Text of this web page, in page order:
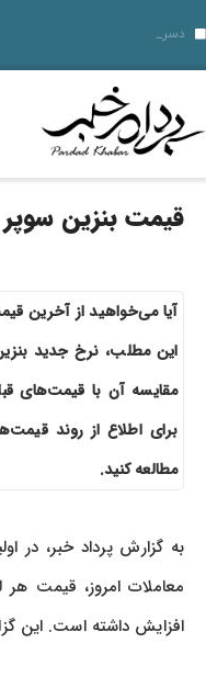
دسر شکلاتی فوری؛ چگونه یک
قیمت خودرو در بازار آزاد؛ جدول نرخ
قیمت دلار، طلا و سکه جمعه 16 مرداد 1405؛ بازار ارز ثابت ماند، طلا و سکه گران شدند
بازگشت مازیار لرستانی به
بدترین عوارض ناس؛ مخدر ناس چه
خواص گیاه خرفه؛ فواید خرفه
قیمت مرغ، ماهی و تخم مرغ امروز پنجشنبه 15
استعلام کالابرگ الکترونیکی و وضعیت دهک‌بندی
قیمت دلار، طلا، سکه و ارز امروز 15 مرداد 1405 + جدول کامل
قیمت بنزین سوپر وارداتی
آیا می‌خواهید از آخرین
برای اطلاع از روند
مطالعه کنید.
افزایش داشته است. این